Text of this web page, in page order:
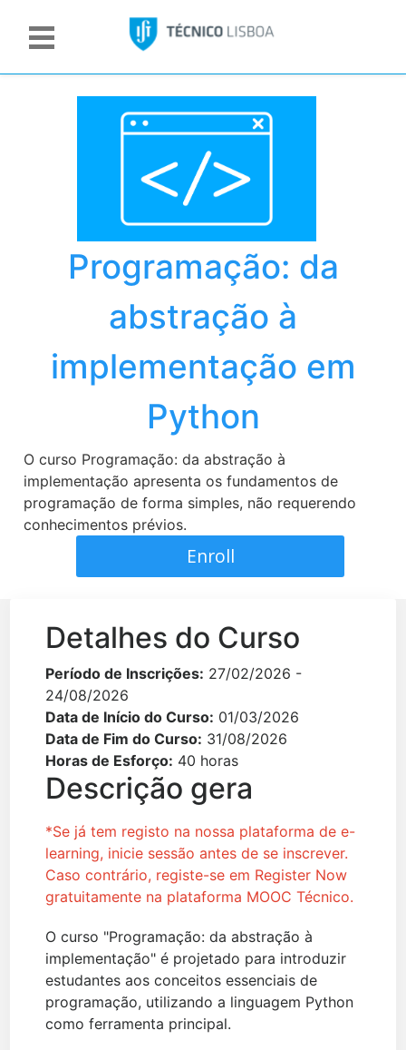
Programação: da
abstração à
implementação em
Python
O curso Programação: da abstração à
implementação apresenta os fundamentos de
programação de forma simples, não requerendo
conhecimentos prévios.
Enroll
Detalhes do Curso
Período de Inscrições: 27/02/2026 -
24/08/2026
Data de Início do Curso: 01/03/2026
Data de Fim do Curso: 31/08/2026
Horas de Esforço: 40 horas
Descrição gera
*Se já tem registo na nossa plataforma de e-
learning, inicie sessão antes de se inscrever.
Caso contrário, registe-se em Register Now
gratuitamente na plataforma MOOC Técnico.
O curso "Programação: da abstração à
implementação" é projetado para introduzir
estudantes aos conceitos essenciais de
programação, utilizando a linguagem Python
como ferramenta principal.